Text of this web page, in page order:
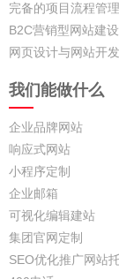
完备的项目流程管
B2C营销型网站建
网页设计与网站开
我们能做什么
企业品牌网站
响应式网站
小程序定制
企业邮箱
可视化编辑建站
集团官网定制
SEO优化推广网站